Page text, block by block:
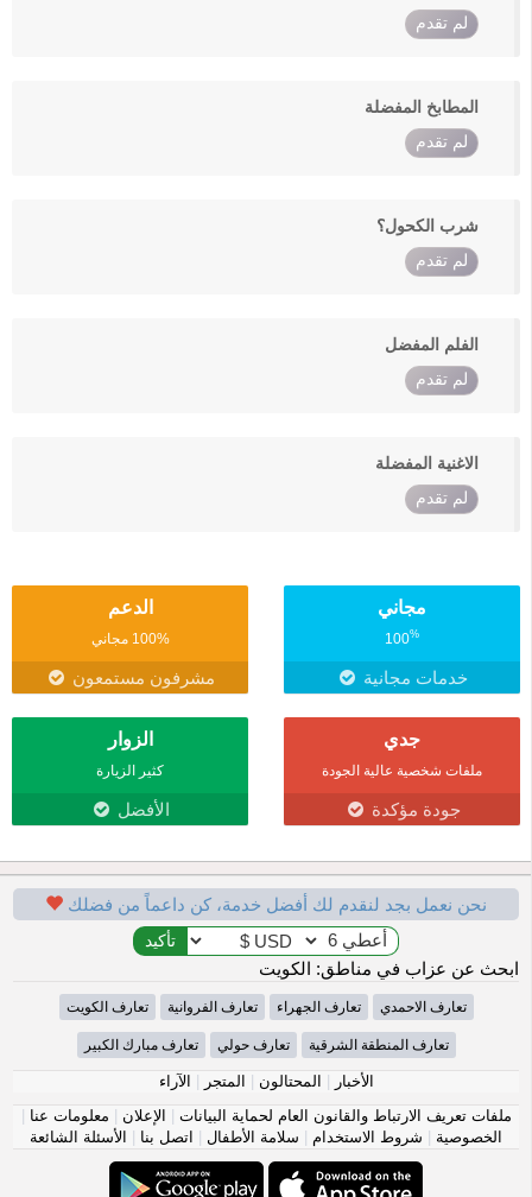
لم تقدم
المطابخ المفضلة
لم تقدم
شرب الكحول؟
لم تقدم
الفلم المفضل
لم تقدم
الاغنية المفضلة
لم تقدم
مجاني
100%
خدمات مجانية
الدعم
100% مجاني
مشرفون مستمعون
جدي
ملفات شخصية عالية الجودة
جودة مؤكدة
الزوار
كثير الزيارة
الأفضل
نحن نعمل بجد لنقدم لك أفضل خدمة، كن داعماً من فضلك
ابحث عن عزاب في مناطق: الكويت
تعارف الاحمدي تعارف الجهراء تعارف الفروانية تعارف الكويت
تعارف المنطقة الشرقية تعارف حولي تعارف مبارك الكبير
الأخبار | المحتالون | المتجر | الآراء
ملفات تعريف الارتباط والقانون العام لحماية البيانات | الإعلان | معلومات عنا |
الخصوصية | شروط الاستخدام | سلامة الأطفال | اتصل بنا | الأسئلة الشائعة